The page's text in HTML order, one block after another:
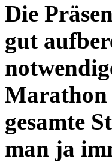
Die
gut
Marathon
gesamte
man ja